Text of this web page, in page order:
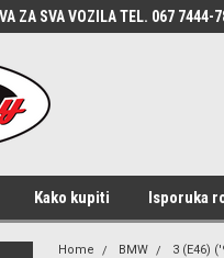
ZA SVA VOZILA TEL. 067 7444-
Kako kupiti Isporuka
Home BMW 3 (E46)